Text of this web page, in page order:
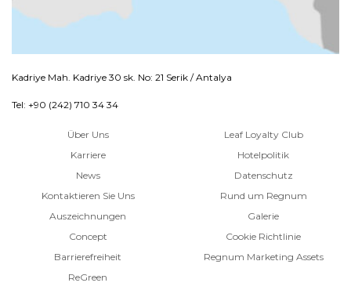
Kadriye Mah. Kadriye 30 sk. No: 21 Serik / Antalya
Tel: +90 (242) 710 34 34
Über Uns
Karriere
News
Kontaktieren Sie Uns
Auszeichnungen
Concept
Barrierefreiheit
ReGreen
Leaf Loyalty Club
Hotelpolitik
Datenschutz
Rund um Regnum
Galerie
Cookie Richtlinie
Regnum Marketing Assets